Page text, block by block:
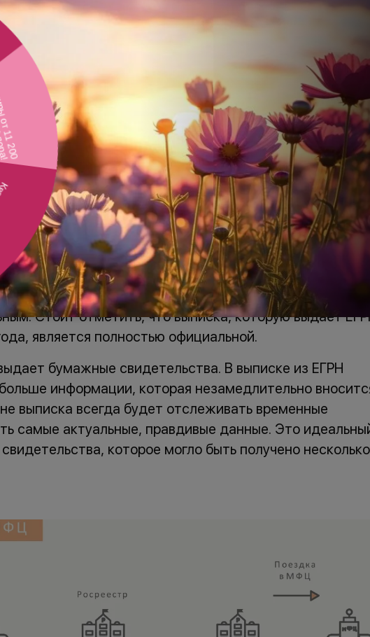
на электронную почту:
участии (или купли-продажи в случае со сданными
подписью Росреестра о регистрации перехода
(Единого госреестра недвижимости) с УКЭП,
владельца собственности.
документы, электронные файлы имеют
содержатся все необходимые сведения об объекте
и его правах.
бумажное свидетельство, подтверждающее
прогресса использование бумажных
Стоит отметить, что выписка, которую выдаёт
является полностью официальной.
бумажные свидетельства. В выписке из ЕГРН
информации, которая незамедлительно
выписка всегда будет отслеживать временные
самые актуальные, правдивые данные. Это
которое могло быть получено несколько